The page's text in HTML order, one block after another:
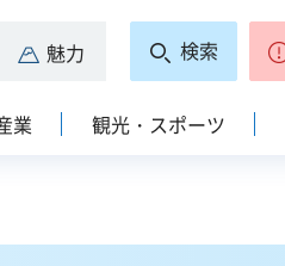
魅力 検索
業 観光・スポーツ